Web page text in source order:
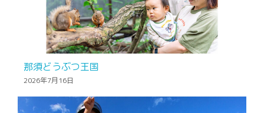
那須どうぶつ王国
2026年7月16日